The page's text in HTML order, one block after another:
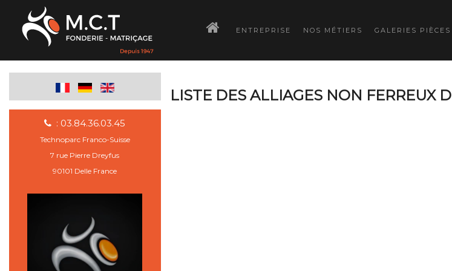
ENTREPRISE NOS MÉTIERS GALERIES PIÈCES
LISTE DES ALLIAGES NON FERREUX
: 03.84.36.03.45
Technoparc Franco-Suisse
7 rue Pierre Dreyfus
90101 Delle France